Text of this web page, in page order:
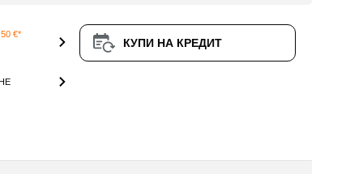
€*
КУПИ НА КРЕДИТ